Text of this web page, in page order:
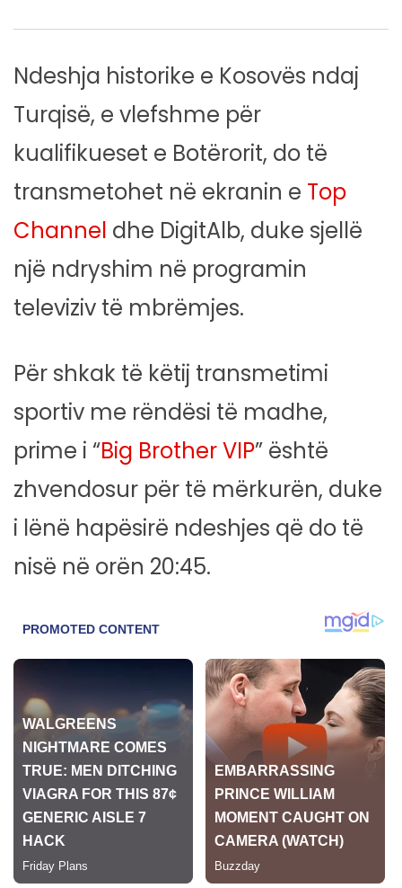
Ndeshja historike e Kosovës ndaj
Turqisë, e vlefshme për
kualifikueset e Botërorit, do të
transmetohet në ekranin e Top
Channel dhe DigitAlb, duke sjellë
një ndryshim në programin
televiziv të mbrëmjes.
Për shkak të këtij transmetimi
sportiv me rëndësi të madhe,
prime i “Big Brother VIP” është
zhvendosur për të mërkurën, duke
i lënë hapësirë ndeshjes që do të
nisë në orën 20:45.